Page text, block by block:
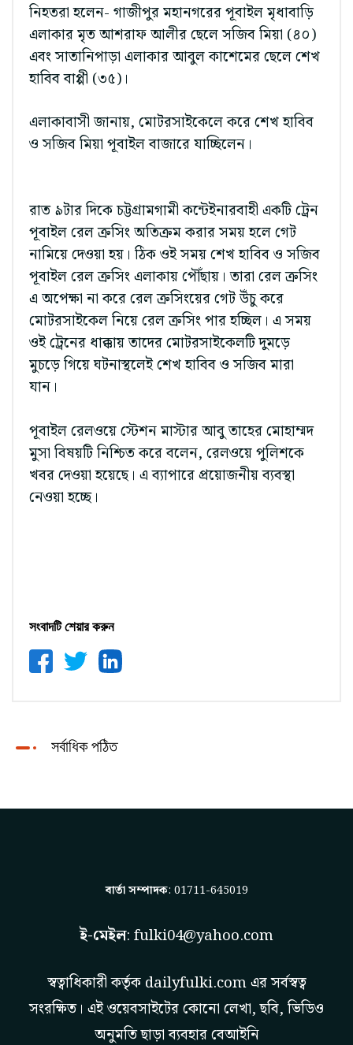
নিহতরা হলেন- গাজীপুর মহানগরের পূবাইল মৃধাবাড়ি
এলাকার মৃত আশরাফ আলীর ছেলে সজিব মিয়া (৪০)
এবং সাতানিপাড়া এলাকার আবুল কাশেমের ছেলে শেখ
হাবিব বাপ্পী (৩৫)।
এলাকাবাসী জানায়, মোটরসাইকেলে করে শেখ হাবিব
ও সজিব মিয়া পূবাইল বাজারে যাচ্ছিলেন।
রাত ৯টার দিকে চট্টগ্রামগামী কন্টেইনারবাহী একটি ট্রেন
পূবাইল রেল ক্রসিং অতিক্রম করার সময় হলে গেট
নামিয়ে দেওয়া হয়। ঠিক ওই সময় শেখ হাবিব ও সজিব
পূবাইল রেল ক্রসিং এলাকায় পৌঁছায়। তারা রেল ক্রসিং
এ অপেক্ষা না করে রেল ক্রসিংয়ের গেট উঁচু করে
মোটরসাইকেল নিয়ে রেল ক্রসিং পার হচ্ছিল। এ সময়
ওই ট্রেনের ধাক্কায় তাদের মোটরসাইকেলটি দুমড়ে
মুচড়ে গিয়ে ঘটনাস্থলেই শেখ হাবিব ও সজিব মারা
যান।
পূবাইল রেলওয়ে স্টেশন মাস্টার আবু তাহের মোহাম্মদ
মুসা বিষয়টি নিশ্চিত করে বলেন, রেলওয়ে পুলিশকে
খবর দেওয়া হয়েছে। এ ব্যাপারে প্রয়োজনীয় ব্যবস্থা
নেওয়া হচ্ছে।
সংবাদটি শেয়ার করুন
সর্বাধিক পঠিত
বার্তা সম্পাদক: 01711-645019
ই-মেইল: fulki04@yahoo.com
স্বত্বাধিকারী কর্তৃক dailyfulki.comএর সর্বস্বত্ব
সংরক্ষিত। এই ওয়েবসাইটের কোনো লেখা, ছবি, ভিডিও
অনুমতি ছাড়া ব্যবহার বেআইনি